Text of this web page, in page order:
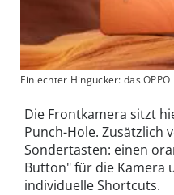
Ein echter Hingucker: das
Die Frontkamera sitzt
Punch-Hole. Zusätzlich
Sondertasten: einen
Button" für die Kamera
individuelle Shortcuts.